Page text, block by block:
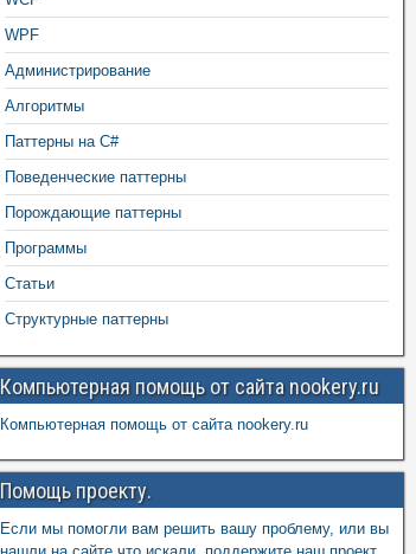
WPF
Администрирование
Алгоритмы
Паттерны на C#
Поведенческие паттерны
Порождающие паттерны
Программы
Статьи
Структурные паттерны
Компьютерная помощь от сайта nookery.ru
Компьютерная помощь от сайта nookery.ru
Помощь проекту.
Если мы помогли вам решить вашу проблему, или вы